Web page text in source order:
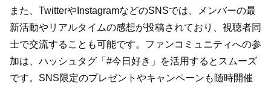
また、TwitterやInstagramなどのSNSでは、メンバーの最
新活動やリアルタイムの感想が投稿されており、視聴者同
士で交流することも可能です。ファンコミュニティへの参
加は、ハッシュタグ「#今日好き」を活用するとスムーズ
です。SNS限定のプレゼントやキャンペーンも随時開催